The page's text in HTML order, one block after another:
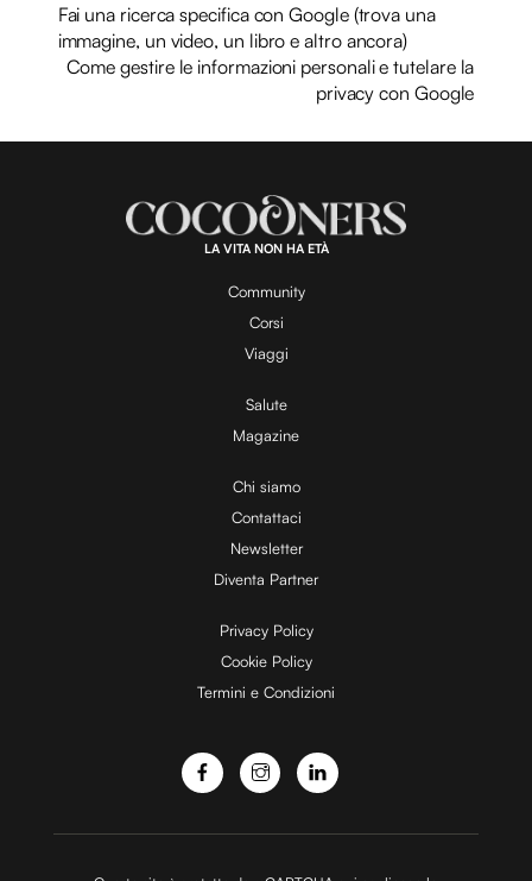
Fai una ricerca specifica con Google (trova una
immagine, un video, un libro e altro ancora)
Come gestire le informazioni personali e tutelare la
privacy con Google
LA VITA NON HA ETÀ
Community
Corsi
Viaggi
Salute
Magazine
Chi siamo
Contattaci
Newsletter
Diventa Partner
Privacy Policy
Cookie Policy
Termini e Condizioni